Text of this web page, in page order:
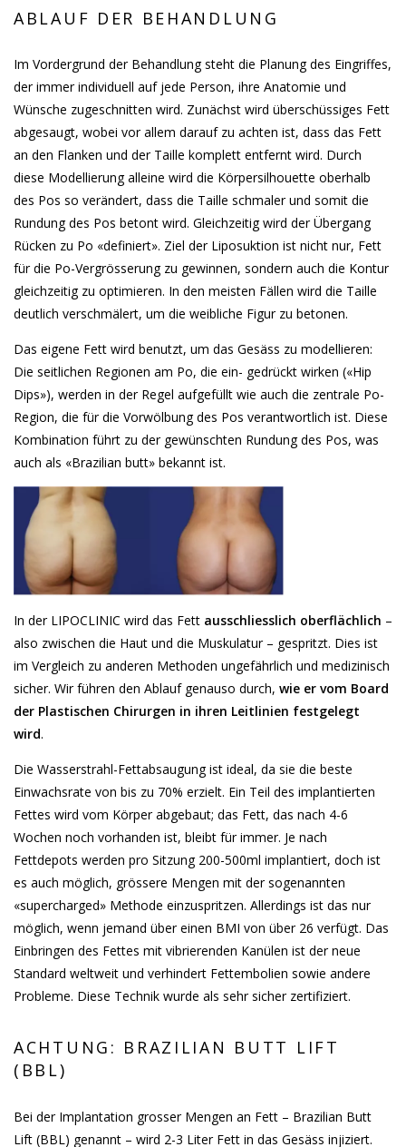
ABLAUF DER BEHANDLUNG
Im Vordergrund der Behandlung steht die Planung des Eingriffes,
der immer individuell auf jede Person, ihre Anatomie und
Wünsche zugeschnitten wird. Zunächst wird überschüssiges Fett
abgesaugt, wobei vor allem darauf zu achten ist, dass das Fett
an den Flanken und der Taille komplett entfernt wird. Durch
diese Modellierung alleine wird die Körpersilhouette oberhalb
des Pos so verändert, dass die Taille schmaler und somit die
Rundung des Pos betont wird. Gleichzeitig wird der Übergang
Rücken zu Po «definiert». Ziel der Liposuktion ist nicht nur, Fett
für die Po-Vergrösserung zu gewinnen, sondern auch die Kontur
gleichzeitig zu optimieren. In den meisten Fällen wird die Taille
deutlich verschmälert, um die weibliche Figur zu betonen.
Das eigene Fett wird benutzt, um das Gesäss zu modellieren:
Die seitlichen Regionen am Po, die ein- gedrückt wirken («Hip
Dips»), werden in der Regel aufgefüllt wie auch die zentrale Po-
Region, die für die Vorwölbung des Pos verantwortlich ist. Diese
Kombination führt zu der gewünschten Rundung des Pos, was
auch als «Brazilian butt» bekannt ist.
In der LIPOCLINIC wird das Fett ausschliesslich oberflächlich –
also zwischen die Haut und die Muskulatur – gespritzt. Dies ist
im Vergleich zu anderen Methoden ungefährlich und medizinisch
sicher. Wir führen den Ablauf genauso durch, wie er vom Board
der Plastischen Chirurgen in ihren Leitlinien festgelegt
wird.
Die Wasserstrahl-Fettabsaugung ist ideal, da sie die beste
Einwachsrate von bis zu 70% erzielt. Ein Teil des implantierten
Fettes wird vom Körper abgebaut; das Fett, das nach 4-6
Wochen noch vorhanden ist, bleibt für immer. Je nach
Fettdepots werden pro Sitzung 200-500ml implantiert, doch ist
es auch möglich, grössere Mengen mit der sogenannten
«supercharged» Methode einzuspritzen. Allerdings ist das nur
möglich, wenn jemand über einen BMI von über 26 verfügt. Das
Einbringen des Fettes mit vibrierenden Kanülen ist der neue
Standard weltweit und verhindert Fettembolien sowie andere
Probleme. Diese Technik wurde als sehr sicher zertifiziert.
ACHTUNG: BRAZILIAN BUTT LIFT
(BBL)
Bei der Implantation grosser Mengen an Fett – Brazilian Butt
Lift (BBL) genannt – wird 2-3 Liter Fett in das Gesäss injiziert.